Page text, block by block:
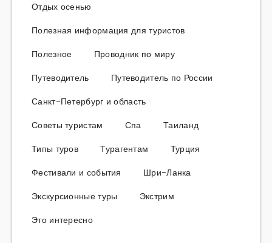
Отдых осенью
Полезная информация для туристов
Полезное
Проводник по миру
Путеводитель
Путеводитель по России
Санкт-Петербург и область
Советы туристам
Спа
Таиланд
Типы туров
Турагентам
Турция
Фестивали и события
Шри-Ланка
Экскурсионные туры
Экстрим
Это интересно